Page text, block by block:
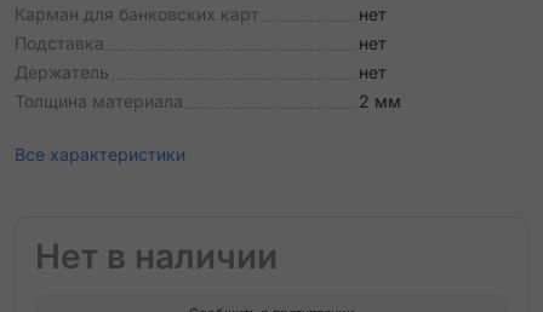
Карман для банковских карт
нет
Подставка
нет
Держатель
нет
Толщина материала
2 мм
Все характеристики
Нет в наличии